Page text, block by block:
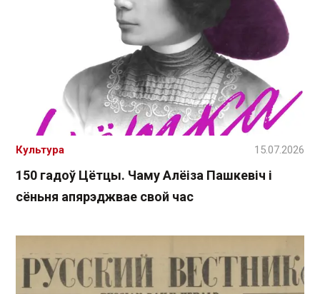
150 гадоў Цётцы. Чаму Алёіза Пашкевіч і
сёньня апярэджвае свой час
Культура 15.07.2026